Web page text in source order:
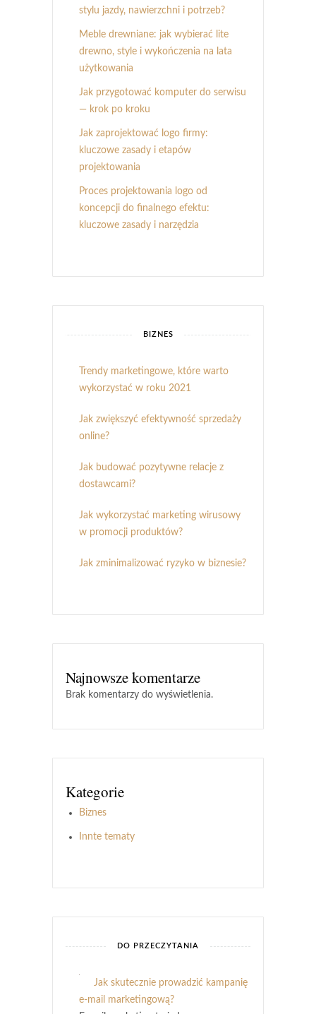
stylu jazdy, nawierzchni i potrzeb?
Meble drewniane: jak wybierać lite
drewno, style i wykończenia na lata
użytkowania
Jak przygotować komputer do serwisu
— krok po kroku
Jak zaprojektować logo firmy:
kluczowe zasady i etapów
projektowania
Proces projektowania logo od
koncepcji do finalnego efektu:
kluczowe zasady i narzędzia
BIZNES
Trendy marketingowe, które warto
wykorzystać w roku 2021
Jak zwiększyć efektywność sprzedaży
online?
Jak budować pozytywne relacje z
dostawcami?
Jak wykorzystać marketing wirusowy
w promocji produktów?
Jak zminimalizować ryzyko w biznesie?
Najnowsze komentarze
Brak komentarzy do wyświetlenia.
Kategorie
Biznes
Innte tematy
DO PRZECZYTANIA
Jak skutecznie prowadzić kampanię
e-mail marketingową?